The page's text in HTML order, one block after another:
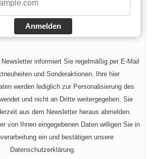
Anmelden
informiert Sie regelmäßig per E-Mail
und Sonderaktionen. Ihre hier
werden lediglich zur Personalisierung des
und nicht an Dritte weitergegeben. Sie
aus dem Newsletter heraus abmelden.
von Ihnen eingegebenen Daten willigen Sie in
ein und bestätigen unsere
Datenschutzerklärung.